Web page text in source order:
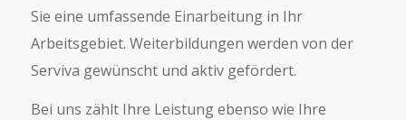
Sie eine umfassende Einarbeitung in Ihr
Arbeitsgebiet. Weiterbildungen werden von der
Serviva gewünscht und aktiv gefördert.
Bei uns zählt Ihre Leistung ebenso wie Ihre